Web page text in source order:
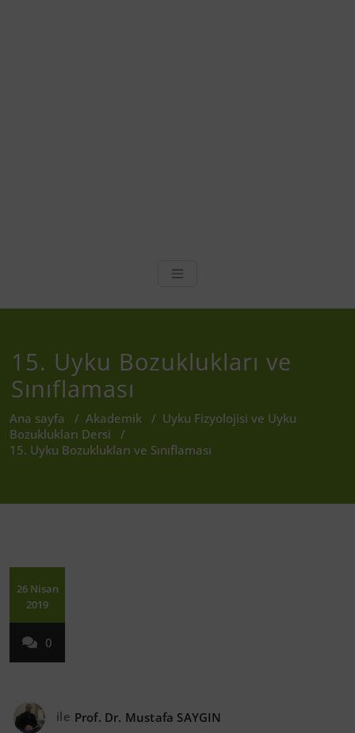
15. Uyku Bozuklukları ve
Sınıflaması
Ana sayfa / Akademik / Uyku Fizyolojisi ve Uyku
Bozuklukları Dersi /
15. Uyku Bozuklukları ve Sınıflaması
26 Nisan
2019
0
ile Prof. Dr. Mustafa SAYGIN